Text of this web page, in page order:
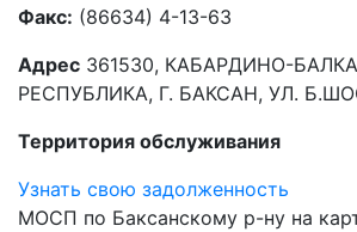
Факс: (86634) 4-13-63
Адрес 361530, КАБАРДИНО-
РЕСПУБЛИКА, Г. БАКСАН, УЛ.
Территория обслуживания
Узнать свою задолженность
МОСП по Баксанскому р-ну на